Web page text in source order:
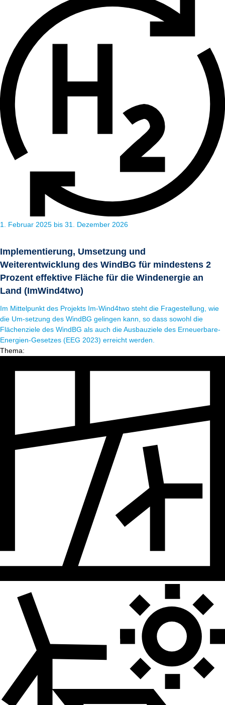
1. Februar 2025 bis 31. Dezember 2026
Implementierung, Umsetzung und
Weiterentwicklung des WindBG für mindestens 2
Prozent effektive Fläche für die Windenergie an
Land (ImWind4two)
Im Mittelpunkt des Projekts Im-Wind4two steht die Fragestellung, wie
die Um-setzung des WindBG gelingen kann, so dass sowohl die
Flächenziele des WindBG als auch die Ausbauziele des Erneuerbare-
Energien-Gesetzes (EEG 2023) erreicht werden.
Thema: